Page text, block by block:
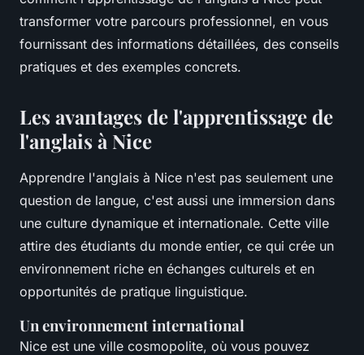
transformer votre parcours professionnel, en vous
fournissant des informations détaillées, des conseils
pratiques et des exemples concrets.
Les avantages de l'apprentissage de
l'anglais à Nice
Apprendre l'anglais à Nice n'est pas seulement une
question de langue, c'est aussi une immersion dans
une culture dynamique et internationale. Cette ville
attire des étudiants du monde entier, ce qui crée un
environnement riche en échanges culturels et en
opportunités de pratique linguistique.
Un environnement international
Nice est une ville cosmopolite, où vous pouvez